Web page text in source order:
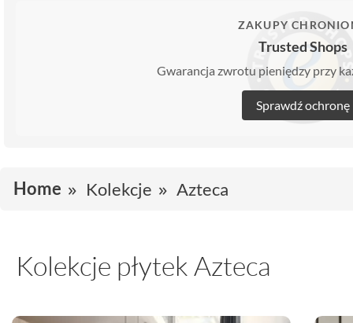
ZAKUPY
Trusted Shops
Gwarancja zwrotu pieniędzy przy
Sprawdź ochronę
Home Kolekcje Azteca
Kolekcje płytek Azteca